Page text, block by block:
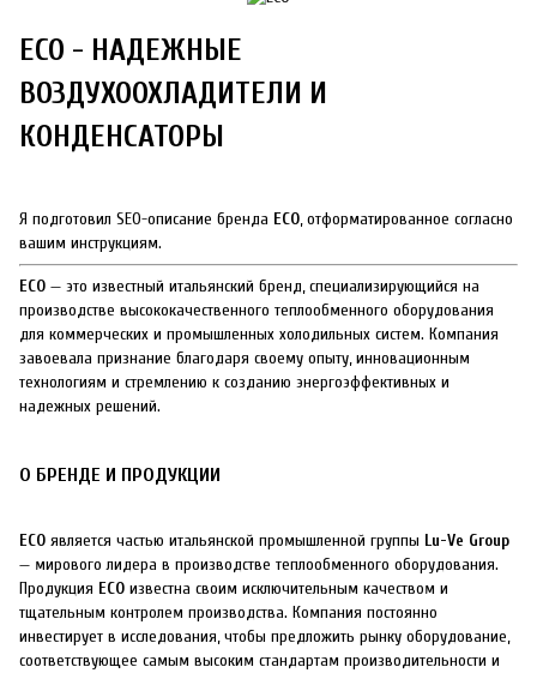
ECO - НАДЕЖНЫЕ
ВОЗДУХООХЛАДИТЕЛИ И
КОНДЕНСАТОРЫ
Я подготовил SEO-описание бренда ECO, отформатированное согласно
вашим инструкциям.
ECO — это известный итальянский бренд, специализирующийся на
производстве высококачественного теплообменного оборудования
для коммерческих и промышленных холодильных систем. Компания
завоевала признание благодаря своему опыту, инновационным
технологиям и стремлению к созданию энергоэффективных и
надежных решений.
О БРЕНДЕ И ПРОДУКЦИИ
ECO является частью итальянской промышленной группы Lu-Ve Group
— мирового лидера в производстве теплообменного оборудования.
Продукция ECO известна своим исключительным качеством и
тщательным контролем производства. Компания постоянно
инвестирует в исследования, чтобы предложить рынку оборудование,
соответствующее самым высоким стандартам производительности и